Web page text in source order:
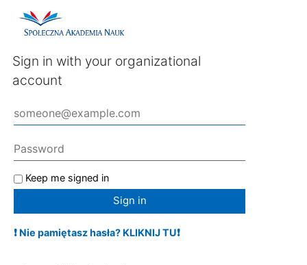
Sign in with your organizational
account
Keep me signed in
Sign in
❗ Nie pamiętasz hasła? KLIKNIJ TU❗